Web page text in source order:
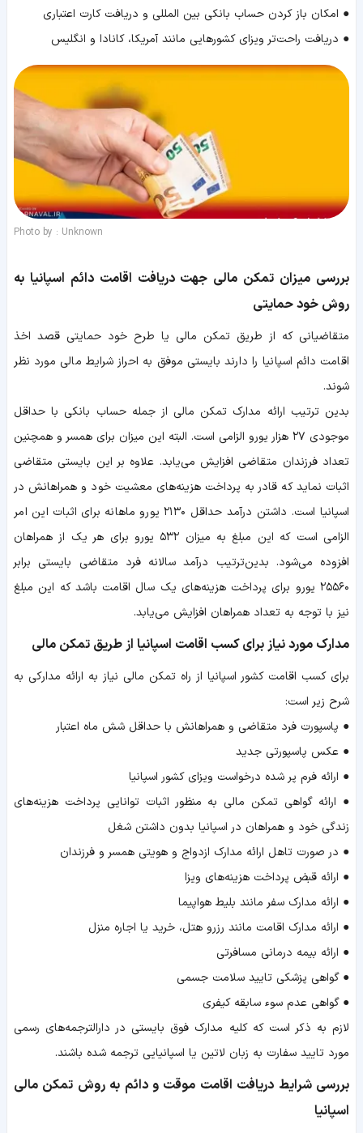
● امکان باز کردن حساب بانکی بین المللی و دریافت کارت اعتباری
● دریافت راحت‌تر ویزای کشورهایی مانند آمریکا، کانادا و انگلیس
Photo by : Unknown
بررسی میزان تمکن مالی جهت دریافت اقامت دائم اسپانیا به
روش خود حمایتی
متقاضیانی که از طریق تمکن مالی یا طرح خود حمایتی قصد اخذ
اقامت دائم اسپانیا را دارند بایستی موفق به احراز شرایط مالی مورد نظر
شوند.
بدین ترتیب ارائه مدارک تمکن مالی از جمله حساب بانکی با حداقل
موجودی ۲۷ هزار یورو الزامی است. البته این میزان برای همسر و همچنین
تعداد فرزندان متقاضی افزایش می‌یابد. علاوه بر این بایستی متقاضی
اثبات نماید که قادر به پرداخت هزینه‌های معشیت خود و همراهانش در
اسپانیا است. داشتن درآمد حداقل ۲۱۳۰ یورو ماهانه برای اثبات این امر
الزامی است که این مبلغ به میزان ۵۳۲ یورو برای هر یک از همراهان
افزوده می‌شود. بدین‌ترتیب درآمد سالانه فرد متقاضی بایستی برابر
۲۵۵۶۰ یورو برای پرداخت هزینه‌های یک سال اقامت باشد که این مبلغ
نیز با توجه به تعداد همراهان افزایش می‌یابد.
مدارک مورد نیاز برای کسب اقامت اسپانیا از طریق تمکن مالی
برای کسب اقامت کشور اسپانیا از راه تمکن مالی نیاز به ارائه مدارکی به
شرح زیر است:
● پاسپورت فرد متقاضی و همراهانش با حداقل شش ماه اعتبار
● عکس پاسپورتی جدید
● ارائه فرم پر شده درخواست ویزای کشور اسپانیا
● ارائه گواهی تمکن مالی به منظور اثبات توانایی پرداخت هزینه‌های
زندگی خود و همراهان در اسپانیا بدون داشتن شغل
● در صورت تاهل ارائه مدارک ازدواج و هویتی همسر و فرزندان
● ارائه قبض پرداخت هزینه‌های ویزا
● ارائه مدارک سفر مانند بلیط هواپیما
● ارائه مدارک اقامت مانند رزرو هتل، خرید یا اجاره منزل
● ارائه بیمه درمانی مسافرتی
● گواهی پزشکی تایید سلامت جسمی
● گواهی عدم سوء سابقه کیفری
لازم به ذکر است که کلیه مدارک فوق بایستی در دارالترجمه‌های رسمی
مورد تایید سفارت به زبان لاتین یا اسپانیایی ترجمه شده باشند.
بررسی شرایط دریافت اقامت موقت و دائم به روش تمکن مالی
اسپانیا